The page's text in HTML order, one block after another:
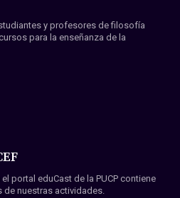
y profesores de filosofía
para la enseñanza de la
portal eduCast de la PUCP contiene
nuestras actividades.